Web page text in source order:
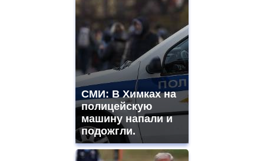
СМИ: В Химках на
полицейскую
машину напали и
подожгли.